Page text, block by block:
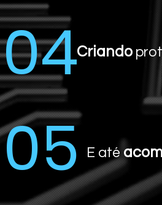
Criando
04
E até
05